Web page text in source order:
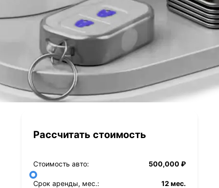
Рассчитать стоимость
Стоимость авто: 500,000 ₽
Срок аренды, мес.: 12 мес.